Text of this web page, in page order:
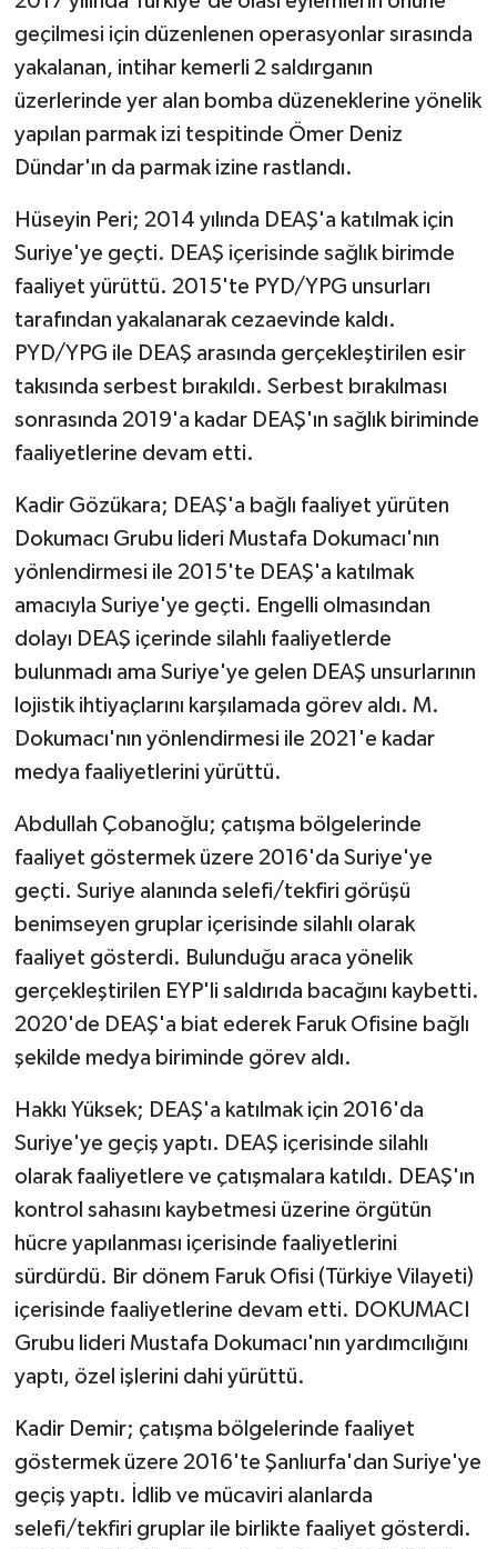
geçilmesi için düzenlenen operasyonlar sırasında
yakalanan, intihar kemerli 2 saldırganın
üzerlerinde yer alan bomba düzeneklerine yönelik
yapılan parmak izi tespitinde Ömer Deniz
Dündar'ın da parmak izine rastlandı.
Hüseyin Peri; 2014 yılında DEAŞ'a katılmak için
Suriye'ye geçti. DEAŞ içerisinde sağlık birimde
faaliyet yürüttü. 2015'te PYD/YPG unsurları
tarafından yakalanarak cezaevinde kaldı.
PYD/YPG ile DEAŞ arasında gerçekleştirilen esir
takısında serbest bırakıldı. Serbest bırakılması
sonrasında 2019'a kadar DEAŞ'ın sağlık biriminde
faaliyetlerine devam etti.
Kadir Gözükara; DEAŞ'a bağlı faaliyet yürüten
Dokumacı Grubu lideri Mustafa Dokumacı'nın
yönlendirmesi ile 2015'te DEAŞ'a katılmak
amacıyla Suriye'ye geçti. Engelli olmasından
dolayı DEAŞ içerinde silahlı faaliyetlerde
bulunmadı ama Suriye'ye gelen DEAŞ unsurlarının
lojistik ihtiyaçlarını karşılamada görev aldı. M.
Dokumacı'nın yönlendirmesi ile 2021'e kadar
medya faaliyetlerini yürüttü.
Abdullah Çobanoğlu; çatışma bölgelerinde
faaliyet göstermek üzere 2016'da Suriye'ye
geçti. Suriye alanında selefi/tekfiri görüşü
benimseyen gruplar içerisinde silahlı olarak
faaliyet gösterdi. Bulunduğu araca yönelik
gerçekleştirilen EYP'li saldırıda bacağını kaybetti.
2020'de DEAŞ'a biat ederek Faruk Ofisine bağlı
şekilde medya biriminde görev aldı.
Hakkı Yüksek; DEAŞ'a katılmak için 2016'da
Suriye'ye geçiş yaptı. DEAŞ içerisinde silahlı
olarak faaliyetlere ve çatışmalara katıldı. DEAŞ'ın
kontrol sahasını kaybetmesi üzerine örgütün
hücre yapılanması içerisinde faaliyetlerini
sürdürdü. Bir dönem Faruk Ofisi (Türkiye Vilayeti)
içerisinde faaliyetlerine devam etti. DOKUMACI
Grubu lideri Mustafa Dokumacı'nın yardımcılığını
yaptı, özel işlerini dahi yürüttü.
Kadir Demir; çatışma bölgelerinde faaliyet
göstermek üzere 2016'te Şanlıurfa'dan Suriye'ye
geçiş yaptı. İdlib ve mücaviri alanlarda
selefi/tekfiri gruplar ile birlikte faaliyet gösterdi.